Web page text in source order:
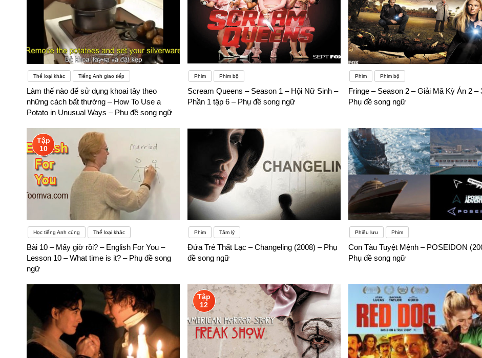
Thể loại khác Tiếng Anh giao tiếp
Làm thế nào để sử dụng khoai tây theo
những cách bất thường – How To Use a
Potato in Unusual Ways – Phụ đề song ngữ
Phim Phim bộ
Scream Queens – Season 1 – Hội Nữ Sinh –
Phần 1 tập 6 – Phụ đề song ngữ
Phim Phim bộ
Fringe – Season 2 – Giải Mã Kỳ Án 2 –
Phụ đề song ngữ
Tập
10
Học tiếng Anh cùng Thể loại khác
Bài 10 – Mấy giờ rồi? – English For You –
Lesson 10 – What time is it? – Phụ đề song
ngữ
Phim Tâm lý
Đứa Trẻ Thất Lạc – Changeling (2008) – Phụ
đề song ngữ
Phiêu lưu Phim
Con Tàu Tuyệt Mệnh – POSEIDON
Phụ đề song ngữ
Tập
12